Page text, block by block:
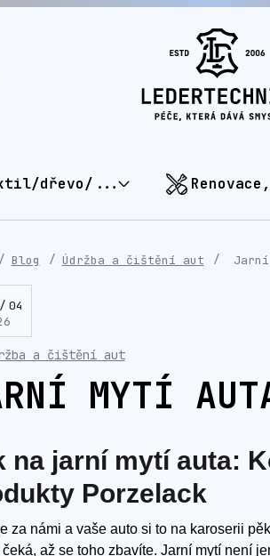
dřevo/...
Blog Údržba a čištění aut
04
a čištění aut
MYTÍ
na jarní mytí auta:
Porzelack
za námi a vaše auto si to na karoserii
čeká, až se toho zbavíte. Jarní mytí není